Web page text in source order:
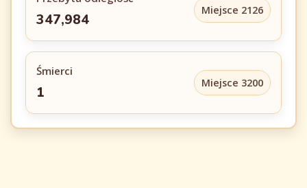
347,984
Miejsce 2126
Śmierci
1
Miejsce 3200